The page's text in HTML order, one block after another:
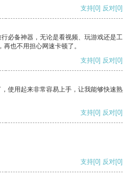
支持[0] 反对[0]
必备神器，无论是看视频、玩游戏还是工
也不用担心网速卡顿了。
支持[0] 反对[0]
使用起来非常容易上手，让我能够快速熟
支持[0] 反对[0]
支持[0] 反对[0]